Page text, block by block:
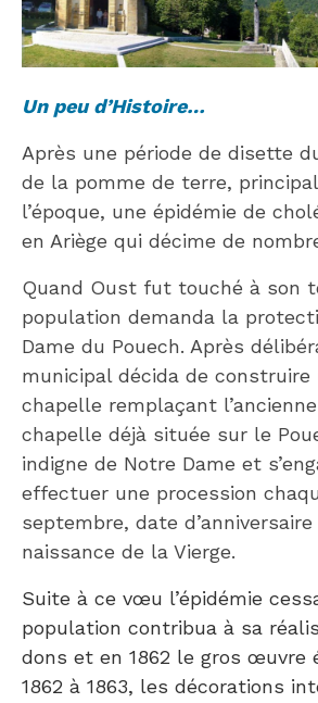
Un peu d’Histoire…
Après une période de disette
de la pomme de terre,
l’époque, une épidémie de
en Ariège qui décime de
Quand Oust fut touché à son
population demanda la
Dame du Pouech. Après
municipal décida de construire
chapelle remplaçant
chapelle déjà située sur le
indigne de Notre Dame et
effectuer une procession
septembre, date
naissance de la Vierge.
Suite à ce vœu l’épidémie
population contribua à sa
dons et en 1862 le gros œuvre
1862 à 1863, les décorations